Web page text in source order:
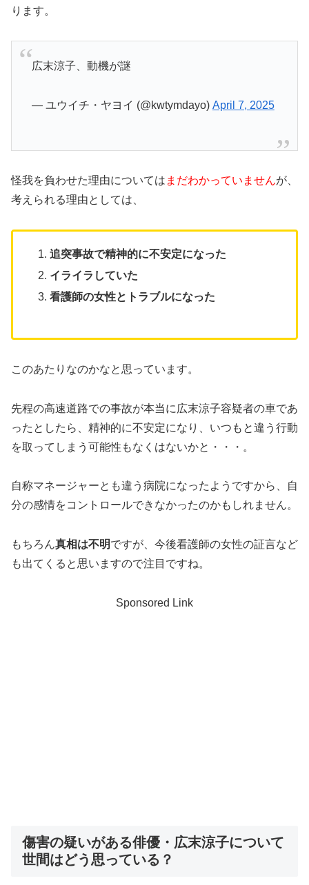
ります。
広末涼子、動機が謎
— ユウイチ・ヤヨイ (@kwtymdayo) April 7, 2025
怪我を負わせた理由については まだわかっていませんが、
考えられる理由としては、
追突事故で精神的に不安定になった
イライラしていた
看護師の女性とトラブルになった
このあたりなのかなと思っています。
先程の高速道路での事故が本当に広末涼子容疑者の車であ
ったとしたら、精神的に不安定になり、いつもと違う行動
を取ってしまう可能性もなくはないかと・・・。
自称マネージャーとも違う病院になったようですから、自
分の感情をコントロールできなかったのかもしれません。
もちろん真相は不明ですが、今後看護師の女性の証言など
も出てくると思いますので注目ですね。
Sponsored Link
傷害の疑いがある俳優・広末涼子について
世間はどう思っている？